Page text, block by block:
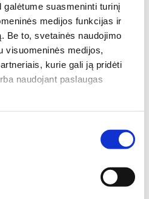
suasmeninti turinį
medijos funkcijas ir
Be to, svetainės naudojimo
visuomeninės medijos,
kurie gali ją pridėti
naudojant paslaugas